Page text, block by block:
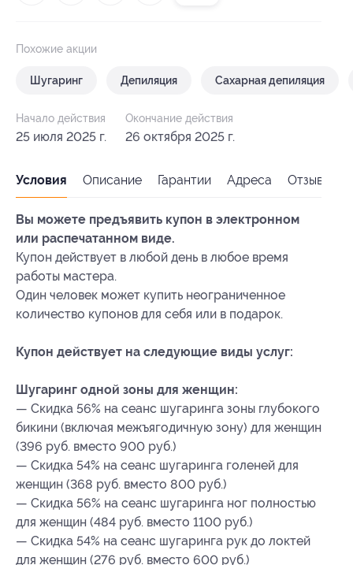
Похожие акции
Шугаринг Депиляция Сахарная депиляция
Начало действия
25 июля 2025 г.
Окончание действия
26 октября 2025 г.
Условия Описание Гарантии Адреса Отзывы
Вы можете предъявить купон в электронном
или распечатанном виде.
Купон действует в любой день в любое время
работы мастера.
Один человек может купить неограниченное
количество купонов для себя или в подарок.
Купон действует на следующие виды услуг:
Шугаринг одной зоны для женщин:
— Скидка 56% на сеанс шугаринга зоны глубокого
бикини (включая межъягодичную зону) для женщин
(396 руб. вместо 900 руб.)
— Скидка 54% на сеанс шугаринга голеней для
женщин (368 руб. вместо 800 руб.)
— Скидка 56% на сеанс шугаринга ног полностью
для женщин (484 руб. вместо 1100 руб.)
— Скидка 54% на сеанс шугаринга рук до локтей
для женщин (276 руб. вместо 600 руб.)